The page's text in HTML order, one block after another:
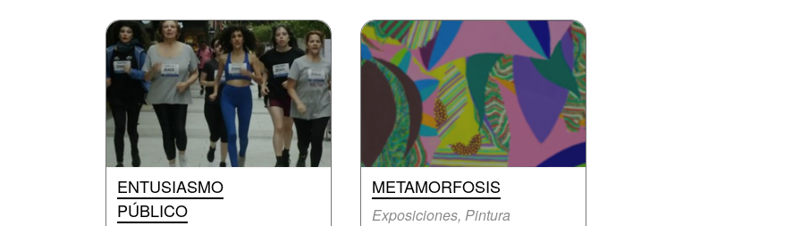
ENTUSIASMO
PÚBLICO
METAMORFOSIS
Exposiciones, Pintura